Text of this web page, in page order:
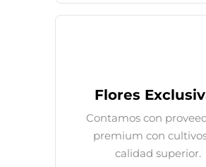
Flores
Contamos con
premium con
calidad superior.